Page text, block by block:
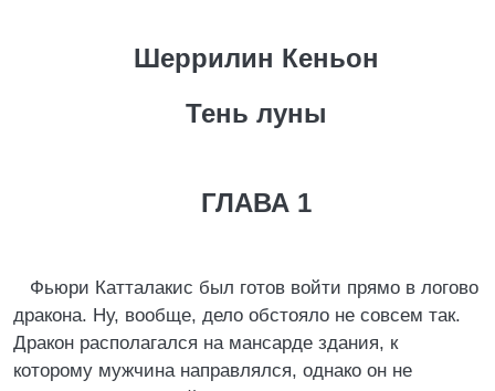
Шеррилин Кеньон
Тень луны
ГЛАВА 1
Фьюри Катталакис был готов войти прямо в логово
дракона. Ну, вообще, дело обстояло не совсем так.
Дракон располагался на мансарде здания, к
которому мужчина направлялся, однако он не